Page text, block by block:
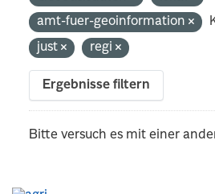
amt-fuer-geoinformation
just
regi
Ergebnisse filtern
Bitte versuch es mit einer